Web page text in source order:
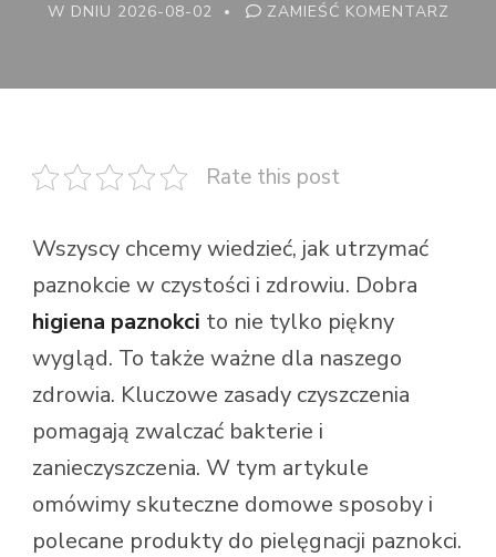
W DNIU 2026-08-02 ZAMIEŚĆ KOMENTARZ
Rate this post
Wszyscy chcemy wiedzieć, jak utrzymać
paznokcie w czystości i zdrowiu. Dobra
higiena paznokci to nie tylko piękny
wygląd. To także ważne dla naszego
zdrowia. Kluczowe zasady czyszczenia
pomagają zwalczać bakterie i
zanieczyszczenia. W tym artykule
omówimy skuteczne domowe sposoby i
polecane produkty do pielęgnacji paznokci.